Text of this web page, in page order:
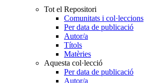
Tot el Repositori
Comunitats i col·leccions
Per data de publicació
Autor/a
Títols
Matèries
Aquesta col·lecció
Per data de publicació
Autor/a